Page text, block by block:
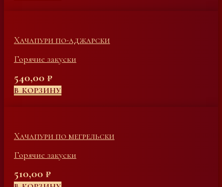
Хачапури по-аджарски
Горячие закуски
540,00 ₽
В КОРЗИНУ
Хачапури по мегрельски
Горячие закуски
510,00 ₽